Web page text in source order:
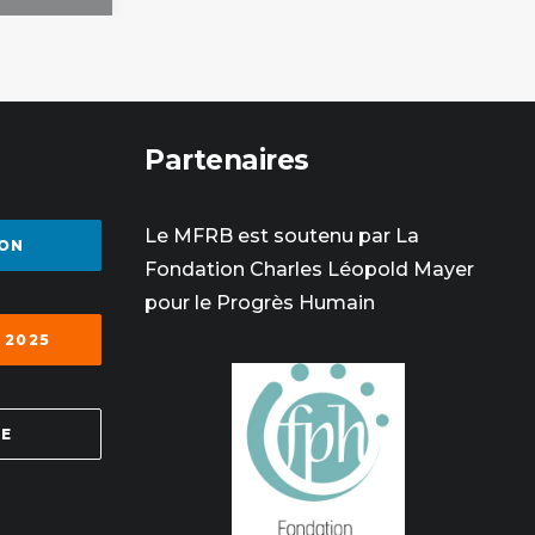
2025
Partenaires
Le MFRB est soutenu par La
Fondation Charles Léopold Mayer
pour le Progrès Humain